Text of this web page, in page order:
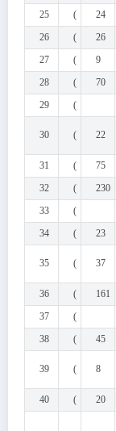
25
( 24
26
( 26
27
( 9
28
( 70
29
(
30 ( 22
31
( 75
32
( 230
33
(
34
( 23
35 ( 37
36
( 161
37
(
38
( 45
39 ( 8
40
( 20